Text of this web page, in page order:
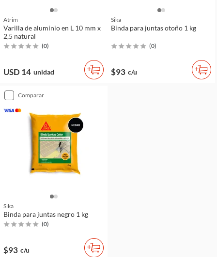
Atrim
Varilla de aluminio en L 10 mm x
2,5 natural
(0)
USD 14 unidad
Sika
Binda para juntas otoño 1 kg
(0)
$93 c/u
comparar
Sika
Binda para juntas negro 1 kg
(0)
$93 c/u